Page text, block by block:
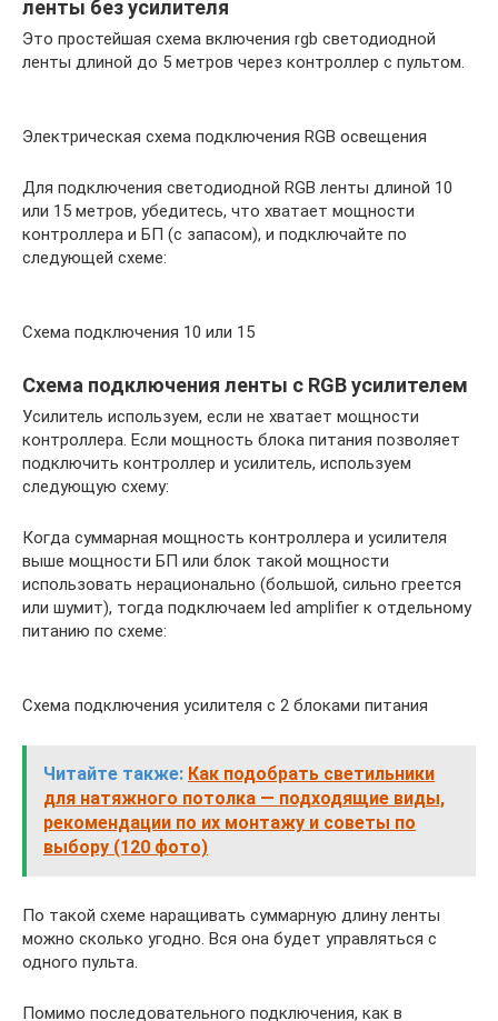
ленты без усилителя
Это простейшая схема включения rgb светодиодной
ленты длиной до 5 метров через контроллер с пультом.
Электрическая схема подключения RGB освещения
Для подключения светодиодной RGB ленты длиной 10
или 15 метров, убедитесь, что хватает мощности
контроллера и БП (с запасом), и подключайте по
следующей схеме:
Схема подключения 10 или 15
Схема подключения ленты с RGB усилителем
Усилитель используем, если не хватает мощности
контроллера. Если мощность блока питания позволяет
подключить контроллер и усилитель, используем
следующую схему:
Когда суммарная мощность контроллера и усилителя
выше мощности БП или блок такой мощности
использовать нерационально (большой, сильно греется
или шумит), тогда подключаем led amplifier к отдельному
питанию по схеме:
Схема подключения усилителя с 2 блоками питания
Читайте также: Как подобрать светильники
для натяжного потолка — подходящие виды,
рекомендации по их монтажу и советы по
выбору (120 фото)
По такой схеме наращивать суммарную длину ленты
можно сколько угодно. Вся она будет управляться с
одного пульта.
Помимо последовательного подключения, как в